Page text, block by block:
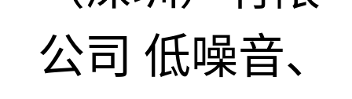
公司 低噪音、